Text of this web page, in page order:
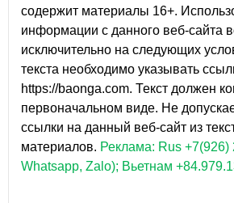
содержит материалы 16+.
информации с данного веб-сайта
исключительно на следующих
текста необходимо указывать
https://baonga.com. Текст должен
первоначальном виде. Не
ссылки на данный веб-сайт из
материалов. Реклама: Rus +7(926)
Whatsapp, Zalo); Вьетнам